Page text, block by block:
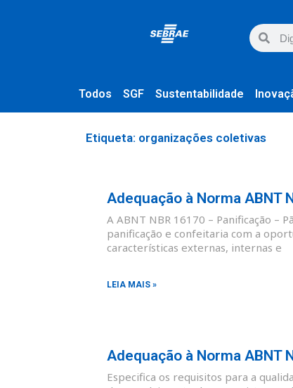
Todos SGF Sustentabilidade
Etiqueta: organizações coletivas
Adequação à Norma ABNT
A ABNT NBR 16170 – Panificação –
panificação e confeitaria com a
características externas, internas e
LEIA MAIS »
Adequação à Norma ABNT
Especifica os requisitos para a